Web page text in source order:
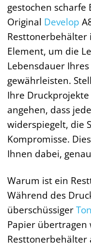
gestochen scharfe
Original Develop
Resttonerbehälter
Element, um die
Lebensdauer
gewährleisten.
Ihre
angehen, dass
widerspiegelt, die
Kompromisse.
Ihnen dabei,
Warum ist ein
Während des
überschüssiger
Papier übertragen
Resttonerbehälter